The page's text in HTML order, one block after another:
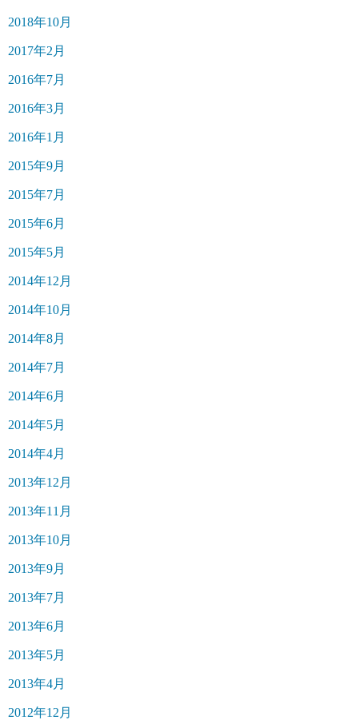
2018年10月
2017年2月
2016年7月
2016年3月
2016年1月
2015年9月
2015年7月
2015年6月
2015年5月
2014年12月
2014年10月
2014年8月
2014年7月
2014年6月
2014年5月
2014年4月
2013年12月
2013年11月
2013年10月
2013年9月
2013年7月
2013年6月
2013年5月
2013年4月
2012年12月